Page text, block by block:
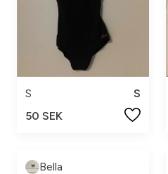
S
S
50 SEK
Bella